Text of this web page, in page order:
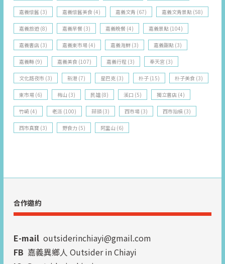
嘉義懷舊 (3) 嘉義懷舊美食 (4) 嘉義文青 (67) 嘉義文青景點 (58)
嘉義旅遊 (8) 嘉義早餐 (3) 嘉義晚餐 (4) 嘉義景點 (104)
嘉義書店 (3) 嘉義東市場 (4) 嘉義海鮮 (3) 嘉義甜點 (3)
嘉義縣 (9) 嘉義美食 (107) 嘉義行程 (3) 奉天宮 (3)
文化路夜市 (3) 新港 (7) 星巴克 (3) 朴子 (15) 朴子美食 (3)
東市場 (6) 梅山 (3) 民雄 (8) 溪口 (5) 獨立書店 (4)
竹崎 (4) 老派 (100) 蒜頭 (3) 西市場 (3) 西市抬槓 (3)
西市真寶 (3) 野食力 (5) 阿里山 (6)
合作邀約
E-mail outsiderinchiayi@gmail.com
FB 嘉義異鄉人 Outsider in Chiayi